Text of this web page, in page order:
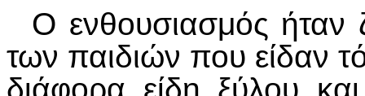
Ο ενθουσιασμός ήταν
των παιδιών που είδαν
διάφορα είδη ξύλου